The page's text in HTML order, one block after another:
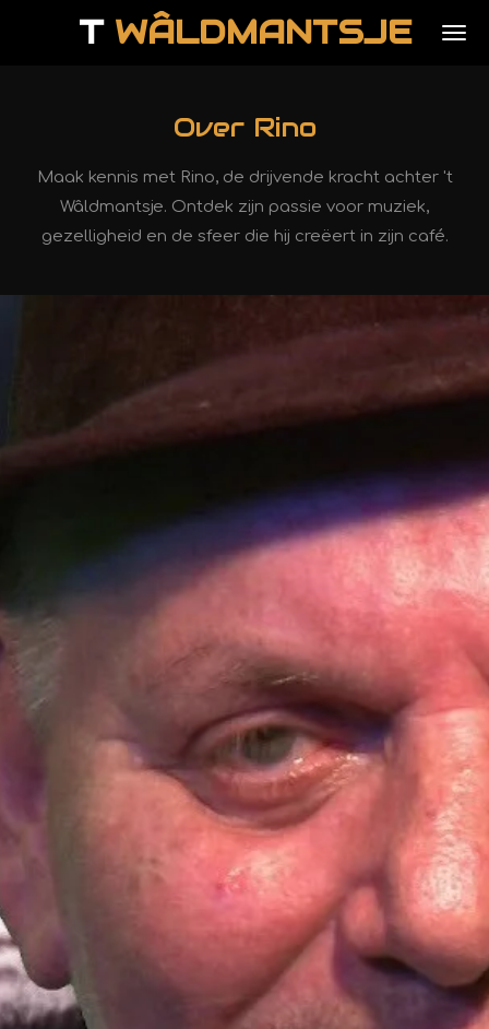
T WÂLDMANTSJE
Over Rino
Maak kennis met Rino, de drijvende kracht achter 't
Wâldmantsje. Ontdek zijn passie voor muziek,
gezelligheid en de sfeer die hij creëert in zijn café.